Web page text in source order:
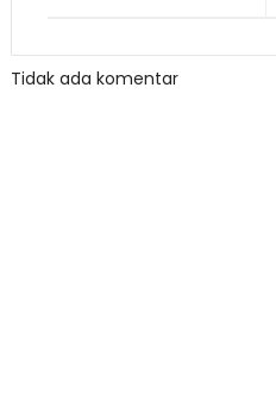
Tidak ada komentar